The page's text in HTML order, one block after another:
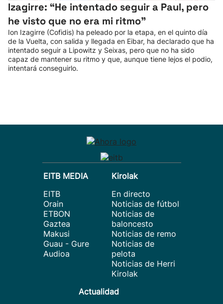
Izagirre: “He intentado seguir a Paul, pero
he visto que no era mi ritmo"
Ion Izagirre (Cofidis) ha peleado por la etapa, en el quinto día
de la Vuelta, con salida y llegada en Eibar, ha declarado que ha
intentado seguir a Lipowitz y Seixas, pero que no ha sido
capaz de mantener su ritmo y que, aunque tiene lejos el podio,
intentará conseguirlo.
EITB MEDIA
EITB
Orain
ETBON
Gaztea
Makusi
Guau - Gure
Audioa
Kirolak
En directo
Noticias de fútbol
Noticias de
baloncesto
Noticias de remo
Noticias de
pelota
Noticias de Herri
Kirolak
Actualidad